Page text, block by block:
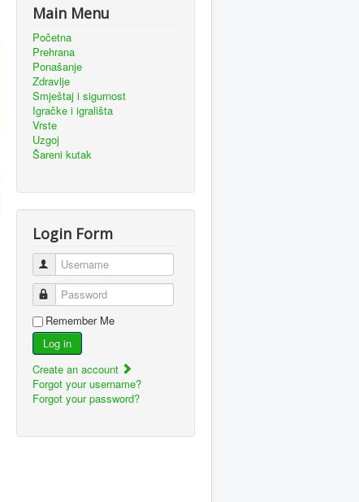
Main Menu
Početna
Prehrana
Ponašanje
Zdravlje
Smještaj i sigurnost
Igračke i igrališta
Vrste
Uzgoj
Šareni kutak
Login Form
Username
Password
Remember Me
Log in
Create an account
Forgot your username?
Forgot your password?